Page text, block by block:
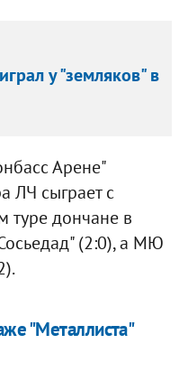
у "земляков" в
Арене"
ЛЧ сыграет с
туре дончане в
(2:0), а МЮ
"Металлиста"